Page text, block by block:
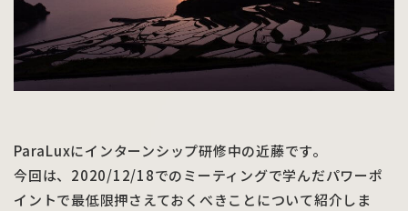
ParaLuxにインターンシップ研修中の近藤です。
今回は、2020/12/18でのミーティングで学んだパワーポ
イントで最低限押さえておくべきことについて紹介しま